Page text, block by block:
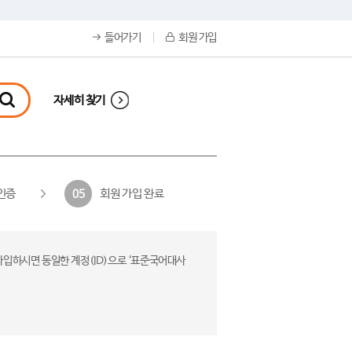
들어가기 회원 가입
자세히 찾기
증 05 회원 가입 완료
하시면 동일한 계정(ID)으로 ‘표준국어대사